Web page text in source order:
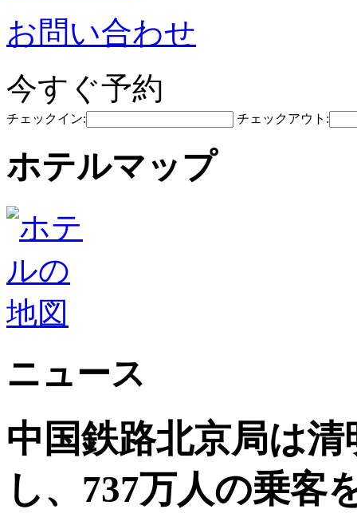
お問い合わせ
今すぐ予約
チェックイン: チェックアウト:
ホテルマップ
ニュース
中国鉄路北京局は
し、737万人の乗客